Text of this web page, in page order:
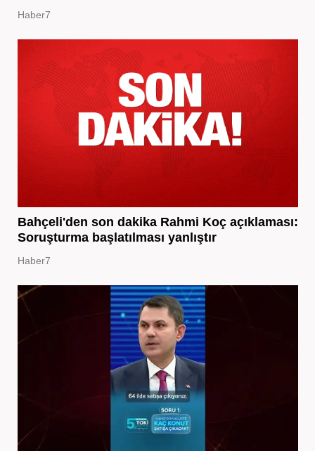
Haber7
Bahçeli'den son dakika Rahmi Koç açıklaması:
Soruşturma başlatılması yanlıştır
Haber7